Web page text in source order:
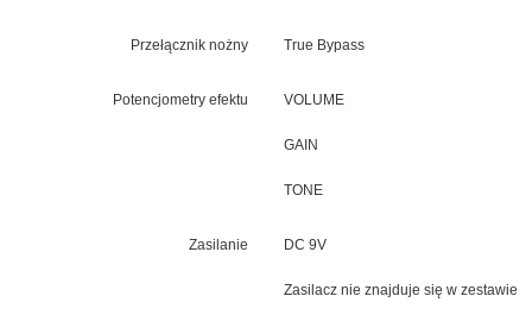
Przełącznik nożny True Bypass
Potencjometry efektu VOLUME
GAIN
TONE
Zasilanie DC 9V
Zasilacz nie znajduje się w zestawie